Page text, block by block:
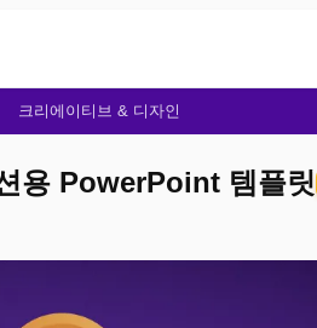
크리에이티브 & 디자인
용 PowerPoint 템플릿